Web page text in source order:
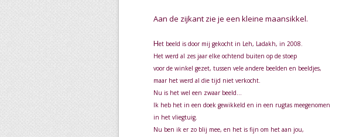
Aan de zijkant zie je een kleine maansikkel.
Het beeld is door mij gekocht in Leh, Ladakh, in 2008.
Het werd al zes jaar elke ochtend buiten op de stoep
voor de winkel gezet, tussen vele andere beelden en beeldjes,
maar het werd al die tijd niet verkocht.
Nu is het wel een zwaar beeld…
Ik heb het in een doek gewikkeld en in een rugtas meegenomen
in het vliegtuig.
Nu ben ik er zo blij mee, en het is fijn om het aan jou,